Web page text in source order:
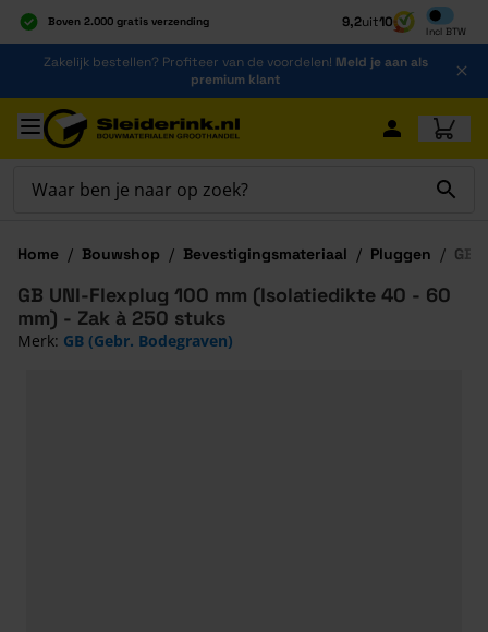
Boven 2.000 gratis verzending
Al 40 jaar dé specialist
Alles onder één dak
9,2uit10
Incl BTW
Inclusief
Ga naar de inhoud
Zakelijk bestellen? Profiteer van de voordelen! Meld je aan als
premium klant
Ga naar hoofdinhoud
Home / Bouwshop / Bevestigingsmateriaal / Pluggen / GB
GB UNI-Flexplug 100 mm (Isolatiedikte 40 - 60
mm) - Zak à 250 stuks
Merk: GB (Gebr. Bodegraven)